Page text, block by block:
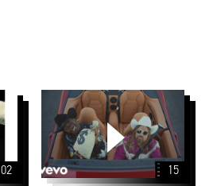
02
Nowe
utwory
pierwszej
10
15